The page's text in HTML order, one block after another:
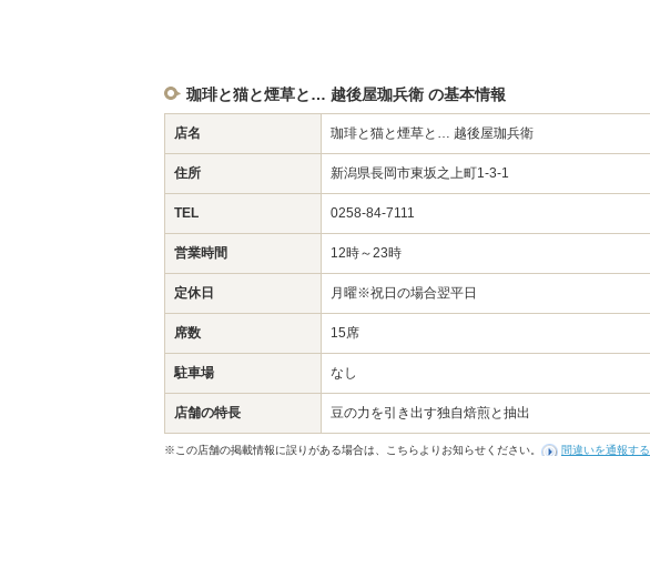
珈琲と猫と煙草と… 越後屋珈兵衛 の基本情報
店名 珈琲と猫と煙草と… 越後屋珈兵衛
住所 新潟県長岡市東坂之上町1-3-1
TEL 0258-84-7111
営業時間 12時～23時
定休日 月曜※祝日の場合翌平日
席数 15席
駐車場 なし
店舗の特長 豆の力を引き出す独自焙煎と抽出
※この店舗の掲載情報に誤りがある場合は、こちらよりお知らせください。 間違いを通報する